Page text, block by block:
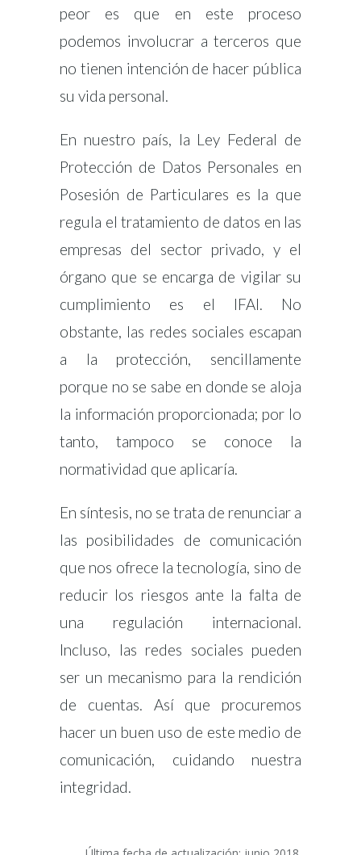
peor es que en este proceso
podemos involucrar a terceros que
no tienen intención de hacer pública
su vida personal.
En nuestro país, la Ley Federal de
Protección de Datos Personales en
Posesión de Particulares es la que
regula el tratamiento de datos en las
empresas del sector privado, y el
órgano que se encarga de vigilar su
cumplimiento es el IFAI. No
obstante, las redes sociales escapan
a la protección, sencillamente
porque no se sabe en donde se aloja
la información proporcionada; por lo
tanto, tampoco se conoce la
normatividad que aplicaría.
En síntesis, no se trata de renunciar a
las posibilidades de comunicación
que nos ofrece la tecnología, sino de
reducir los riesgos ante la falta de
una regulación internacional.
Incluso, las redes sociales pueden
ser un mecanismo para la rendición
de cuentas. Así que procuremos
hacer un buen uso de este medio de
comunicación, cuidando nuestra
integridad.